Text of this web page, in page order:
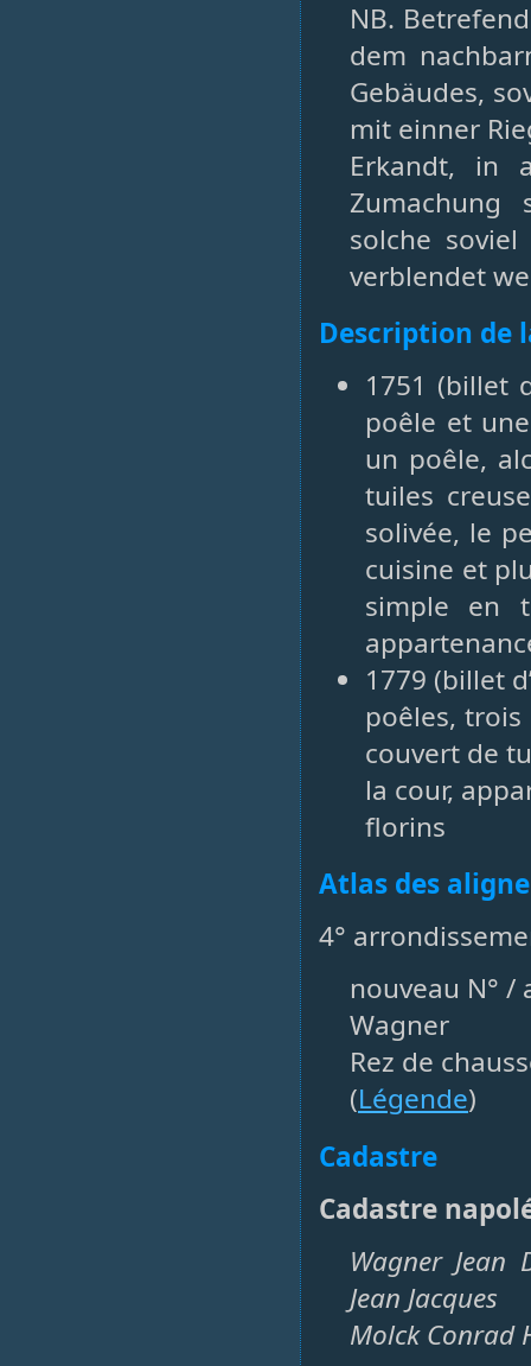
NB.
dem
Gebäudes,
mit einner
Erkandt, in
Zumachung
solche
verblendet
Description de
1751 (billet
poêle et
un poêle,
tuiles
solivée, le
cuisine et
simple en
1779 (billet
poêles,
couvert de
la cour,
florins
Atlas des
4°
nouveau N° /
Wagner
Rez de
(Légende)
Cadastre
Cadastre
Wagner Jean
Jean Jacques
Molck Conrad